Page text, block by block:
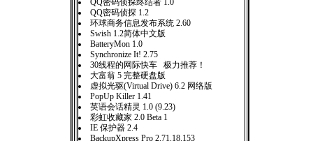
QQ密码侦探终结者 1.0
QQ密码侦探 1.2
环球商务信息发布系统 2.60
Swish 1.2简体中文版
BatteryMon 1.0
Synchronize It! 2.75
30线程的网际快车 极力推荐！
大富翁 5 完整硬盘版
虚拟光驱(Virtual Drive) 6.2 网络版
PopUp Killer 1.41
英语会话精灵 1.0 (9.23)
彩虹收藏家 2.0 Beta 1
IE 保护器 2.4
BackupXpress Pro 2.71.18.153